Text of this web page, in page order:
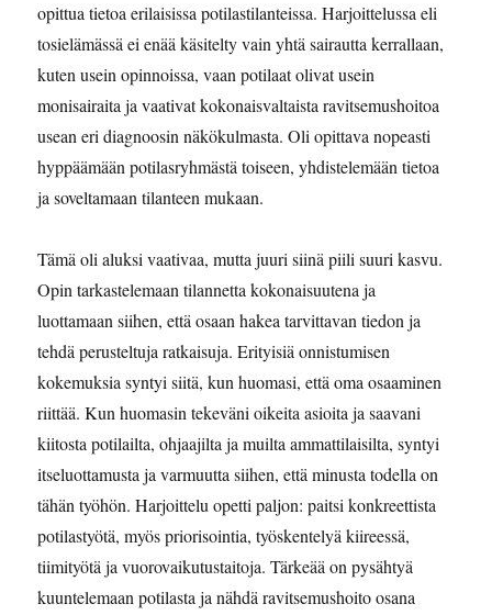
opittua tietoa erilaisissa potilastilanteissa. Harjoittelussa eli
tosielämässä ei enää käsitelty vain yhtä sairautta kerrallaan,
kuten usein opinnoissa, vaan potilaat olivat usein
monisairaita ja vaativat kokonaisvaltaista ravitsemushoitoa
usean eri diagnoosin näkökulmasta. Oli opittava nopeasti
hyppäämään potilasryhmästä toiseen, yhdistelemään tietoa
ja soveltamaan tilanteen mukaan.
Tämä oli aluksi vaativaa, mutta juuri siinä piili suuri kasvu.
Opin tarkastelemaan tilannetta kokonaisuutena ja
luottamaan siihen, että osaan hakea tarvittavan tiedon ja
tehdä perusteltuja ratkaisuja. Erityisiä onnistumisen
kokemuksia syntyi siitä, kun huomasi, että oma osaaminen
riittää. Kun huomasin tekeväni oikeita asioita ja saavani
kiitosta potilailta, ohjaajilta ja muilta ammattilaisilta, syntyi
itseluottamusta ja varmuutta siihen, että minusta todella on
tähän työhön. Harjoittelu opetti paljon: paitsi konkreettista
potilastyötä, myös priorisointia, työskentelyä kiireessä,
tiimityötä ja vuorovaikutustaitoja. Tärkeää on pysähtyä
kuuntelemaan potilasta ja nähdä ravitsemushoito osana